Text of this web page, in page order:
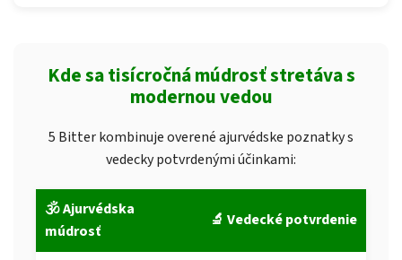
Kde sa tisícročná múdrosť stretáva s
modernou vedou
5 Bitter kombinuje overené ajurvédske poznatky s
vedecky potvrdenými účinkami:
🕉️ Ajurvédska
múdrosť
🔬 Vedecké potvrdenie